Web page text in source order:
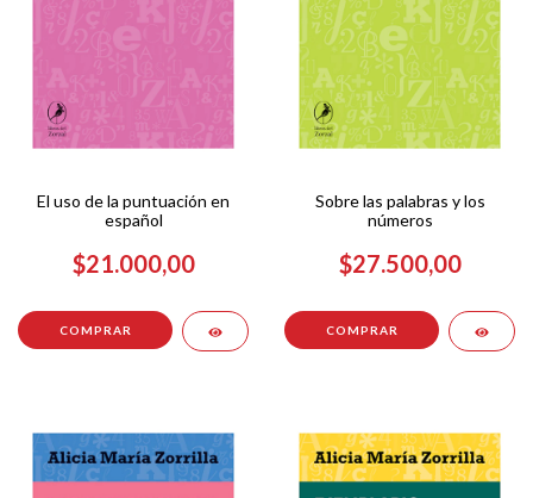
El uso de la puntuación en
español
$21.000,00
Sobre las palabras y los
números
$27.500,00